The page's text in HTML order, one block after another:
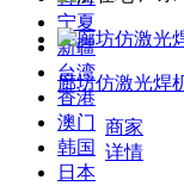
宁夏
新疆
台湾
香港
澳门
韩国
日本
电动倒角机，
商家
详情
面议 对比
广东领航精密